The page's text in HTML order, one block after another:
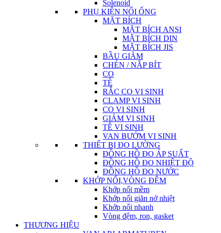
Solenoid
PHỤ KIỆN NỐI ỐNG
MẶT BÍCH
MẶT BÍCH ANSI
MẶT BÍCH DIN
MẶT BÍCH JIS
BẦU GIẢM
CHÉN / NẮP BÍT
CO
TÊ
RẮC CO VI SINH
CLAMP VI SINH
CO VI SINH
GIẢM VI SINH
TÊ VI SINH
VAN BƯỚM VI SINH
THIẾT BỊ ĐO LƯỜNG
ĐỒNG HỒ ĐO ÁP SUẤT
ĐỒNG HỒ ĐO NHIỆT ĐỘ
ĐỒNG HỒ ĐO NƯỚC
KHỚP NỐI,VÒNG ĐỆM
Khớp nối mềm
Khớp nối giãn nở nhiệt
Khớp nối nhanh
Vòng đệm, ron, gasket
THƯƠNG HIỆU